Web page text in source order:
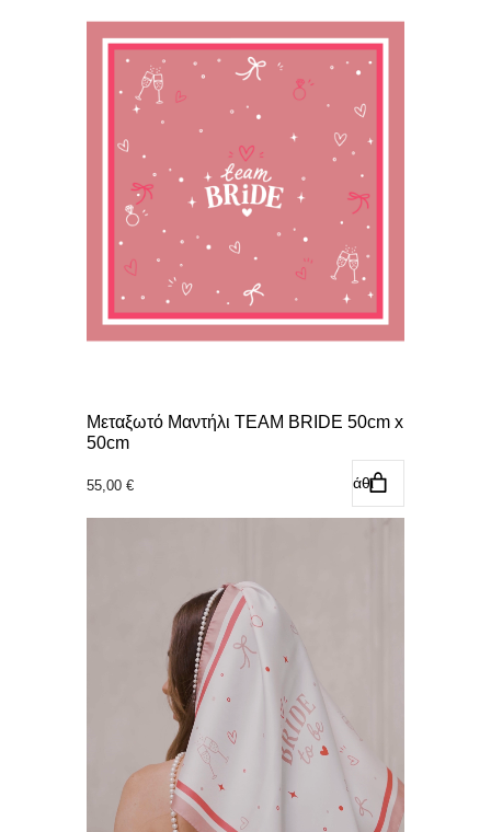
Μεταξωτό Μαντήλι TEAM BRIDE 50cm x
50cm
55,00 € Προσθήκη στο καλάθι